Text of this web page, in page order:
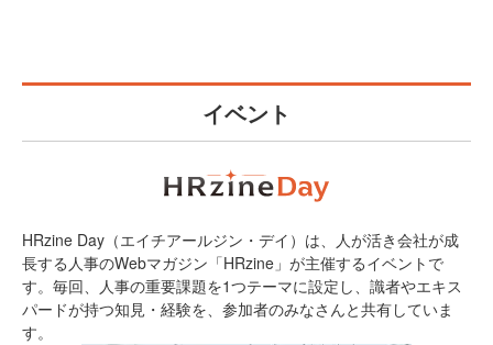
イベント
HRzine Day（エイチアールジン・デイ）は、人が活き会社が成
長する人事のWebマガジン「HRzine」が主催するイベントで
す。毎回、人事の重要課題を1つテーマに設定し、識者やエキス
パードが持つ知見・経験を、参加者のみなさんと共有していま
す。